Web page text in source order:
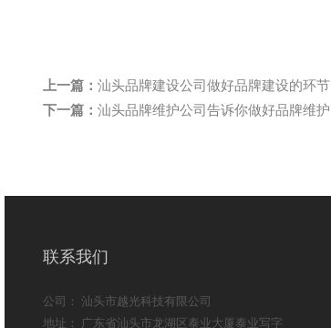
上一篇： 汕头品牌建设公司做好品牌建设的环节
下一篇： 汕头品牌维护公司告诉你做好品牌维护
联系我们
公司： 汕头市越光科技有限公司
地址： 广东省汕头市龙湖区泰业大厦泰业写字